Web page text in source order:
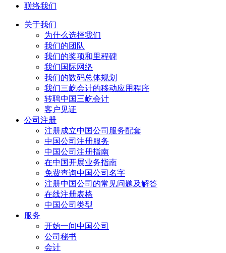
联络我们
关于我们
为什么选择我们
我们的团队
我们的奖项和里程碑
我们国际网络
我们的数码总体规划
我们三屹会计的移动应用程序
转聘中国三屹会计
客户见证
公司注册
注册成立中国公司服务配套
中国公司注册服务
中国公司注册指南
在中国开展业务指南
免费查询中国公司名字
注册中国公司的常见问题及解答
在线注册表格
中国公司类型
服务
开始一间中国公司
公司秘书
会计